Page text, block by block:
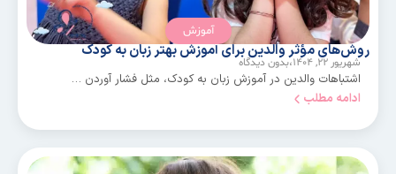
آموزش
روش‌های مؤثر والدین برای آموزش بهتر زبان به کودک
شهریور ۲۲, ۱۴۰۴، بدون دیدگاه
اشتباهات والدین در آموزش زبان به کودک، مثل فشار آوردن …
ادامه مطلب